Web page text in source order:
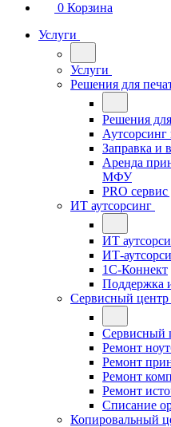
0 Корзина
Услуги
Услуги
Решения для
Решения
Аутсорсинг
Заправка и
Аренда
МФУ
PRO
ИТ аутсорсинг
ИТ
ИТ-
1С-Коннект
Поддержка
Сервисный центр
Сервисный
Ремонт
Ремонт
Ремонт
Ремонт
Списание
Копировальный